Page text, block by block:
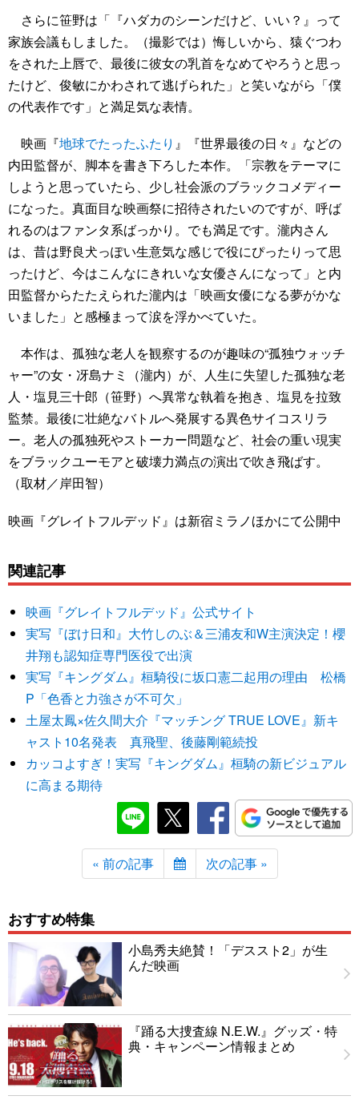
さらに笹野は「『ハダカのシーンだけど、いい？』って
家族会議もしました。（撮影では）悔しいから、猿ぐつわ
をされた上唇で、最後に彼女の乳首をなめてやろうと思っ
たけど、俊敏にかわされて逃げられた」と笑いながら「僕
の代表作です」と満足気な表情。
映画『地球でたったふたり 』『世界最後の日々』などの
内田監督が、脚本を書き下ろした本作。「宗教をテーマに
しようと思っていたら、少し社会派のブラックコメディー
になった。真面目な映画祭に招待されたいのですが、呼ば
れるのはファンタ系ばっかり。でも満足です。瀧内さん
は、昔は野良犬っぽい生意気な感じで役にぴったりって思
ったけど、今はこんなにきれいな女優さんになって」と内
田監督からたたえられた瀧内は「映画女優になる夢がかな
いました」と感極まって涙を浮かべていた。
本作は、孤独な老人を観察するのが趣味の“孤独ウォッチ
ャー”の女・冴島ナミ（瀧内）が、人生に失望した孤独な老
人・塩見三十郎（笹野）へ異常な執着を抱き、塩見を拉致
監禁。最後に壮絶なバトルへ発展する異色サイコスリラ
ー。老人の孤独死やストーカー問題など、社会の重い現実
をブラックユーモアと破壊力満点の演出で吹き飛ばす。
（取材／岸田智）
映画『グレイトフルデッド』は新宿ミラノほかにて公開中
関連記事
映画『グレイトフルデッド』公式サイト
実写『ぼけ日和』大竹しのぶ＆三浦友和W主演決定！櫻
井翔も認知症専門医役で出演
実写『キングダム』桓騎役に坂口憲二起用の理由 松橋
P「色香と力強さが不可欠」
土屋太鳳×佐久間大介『マッチング TRUE LOVE』新キ
ャスト10名発表 真飛聖、後藤剛範続投
カッコよすぎ！実写『キングダム』桓騎の新ビジュアル
に高まる期待
« 前の記事 次の記事 »
おすすめ特集
小島秀夫絶賛！「デススト2」が生
んだ映画
『踊る大捜査線 N.E.W.』グッズ・特
典・キャンペーン情報まとめ